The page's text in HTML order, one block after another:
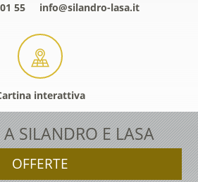
55 info@silandro-lasa.it
interattiva
SILANDRO E LASA
OFFERTE